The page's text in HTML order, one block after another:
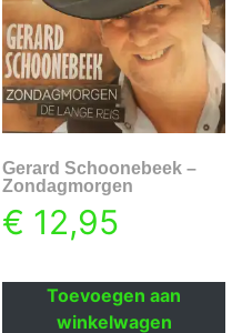
Gerard Schoonebeek –
Zondagmorgen
€ 12,95
Toevoegen aan
winkelwagen